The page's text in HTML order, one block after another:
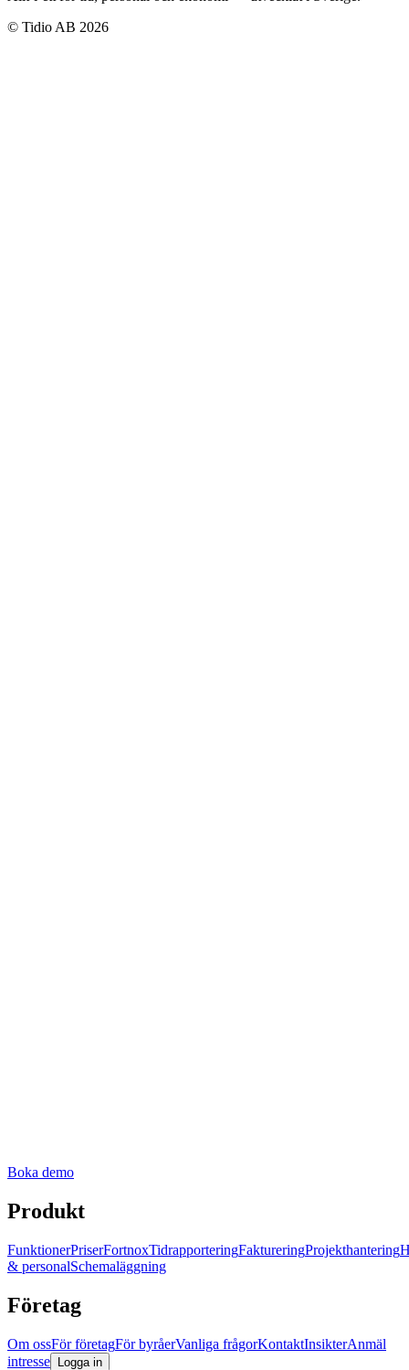
© Tidio AB 2026
Boka demo
Produkt
FunktionerPriserFortnoxTidrapporteringFaktureringProjekthantering
& personalSchemaläggning
Företag
Om ossFör företagFör byråerVanliga frågorKontaktInsikterAnmäl
intresse
Logga in